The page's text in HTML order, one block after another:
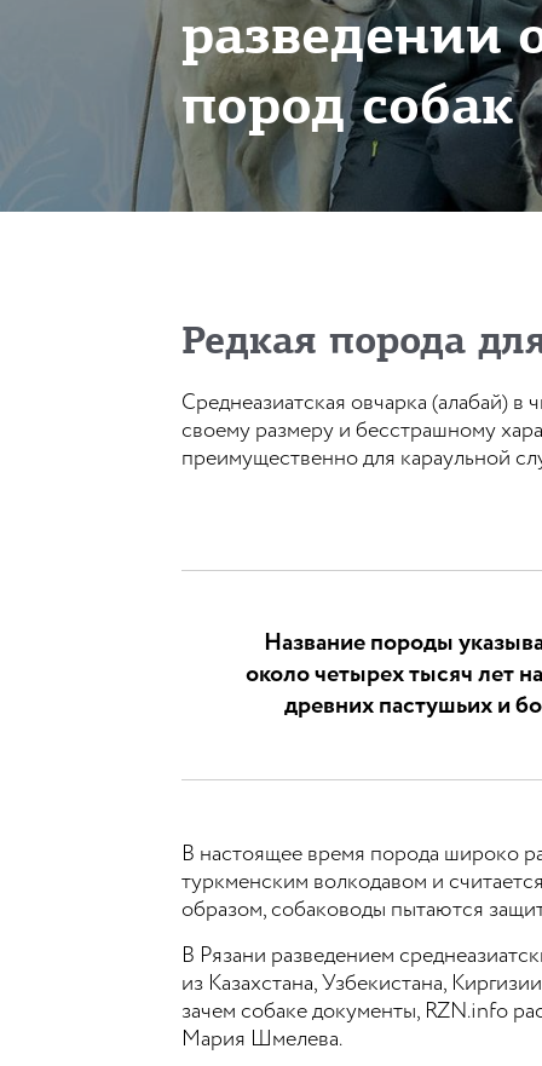
разведении
пород собак
Редкая порода
Среднеазиатская овчарка (алабай)
своему размеру и бесстрашному
преимущественно для караульной
Название породы
около четырех тысяч лет
древних пастушьих и
В настоящее время порода широко
туркменским волкодавом и
образом, собаководы пытаются
В Рязани разведением
из Казахстана, Узбекистана,
зачем собаке документы, RZN.info
Мария Шмелева.